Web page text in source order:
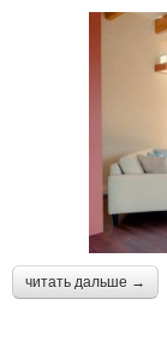
читать дальше →